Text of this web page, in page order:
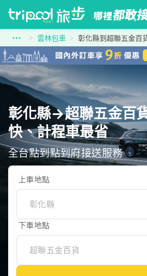
雲林包車 彰化縣到超聯五金百
彰化縣→超聯五金百
快、計程車最省
全台點到點到府接送服務
上車地點
下車地點